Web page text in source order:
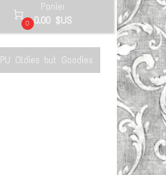

0
Panier
0.00 $US
PU Oldies but Goodies